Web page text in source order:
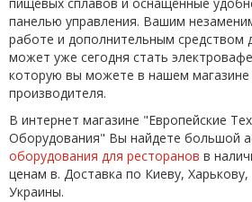
пищевых сплавов и оснащённые
панелью управления. Вашим
работе и дополнительным средством
может уже сегодня стать
которую вы можете в нашем магазине
производителя.
В интернет магазине "Европейские
Оборудования" Вы найдете большой
оборудования для ресторанов в
ценам в. Доставка по Киеву,
Украины.